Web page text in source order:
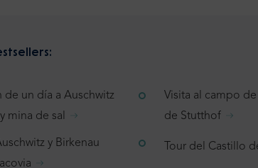
de un día a Auschwitz
mina de sal
y Birkenau
Visita al campo
de Stutthof
Tour del Castillo